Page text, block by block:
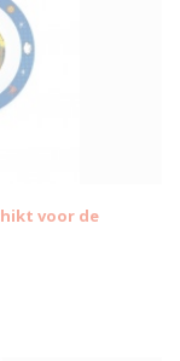
voor de